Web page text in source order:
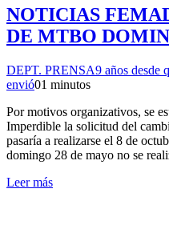
NOTICIAS
DE MTBO
DEPT. PRENSA9 años desde
envió01 minutos
Por motivos organizativos, se
Imperdible la solicitud del
pasaría a realizarse el 8 de
domingo 28 de mayo no se
Leer más